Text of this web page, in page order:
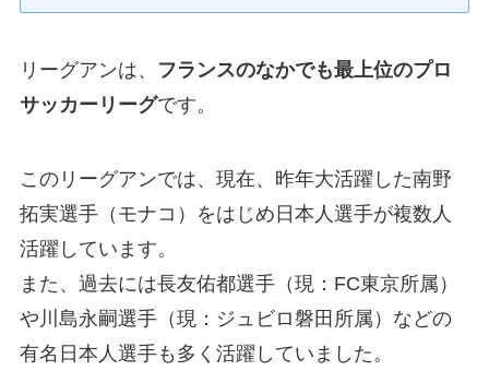
リーグアンは、
フランスのなかでも最上位のプロ
サッカーリーグです。
このリーグアンでは、現在、昨年大活躍した南野
拓実選手（モナコ）をはじめ日本人選手が複数人
活躍しています。
また、過去には長友佑都選手（現：FC東京所属）
や川島永嗣選手（現：ジュビロ磐田所属）などの
有名日本人選手も多く活躍していました。